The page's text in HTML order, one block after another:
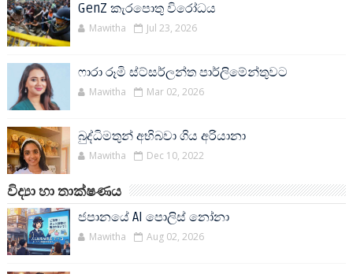
GenZ කැරපොතු විරෝධය
Mawitha Jul 23, 2026
ෆාරා රූමි ස්ට්සර්ලන්ත පාර්ලිමේන්තුවට
Mawitha Mar 02, 2026
බුද්ධිමතුන් අභිබවා ගිය අරියානා
Mawitha Dec 10, 2022
විද්‍යා හා තාක්ෂණය
ජපානයේ AI පොලිස් නෝනා
Mawitha Aug 02, 2026